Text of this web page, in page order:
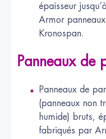
épaisseur
Armor
Kronospan.
Panneaux de
Panneaux de
(panneaux non
humide) bruts,
fabriqués par